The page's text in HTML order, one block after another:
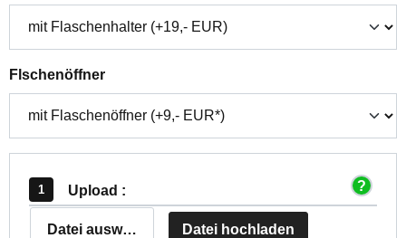
Flschenöffnerauswählen
Upload :
Datei auswählen Datei hochladen